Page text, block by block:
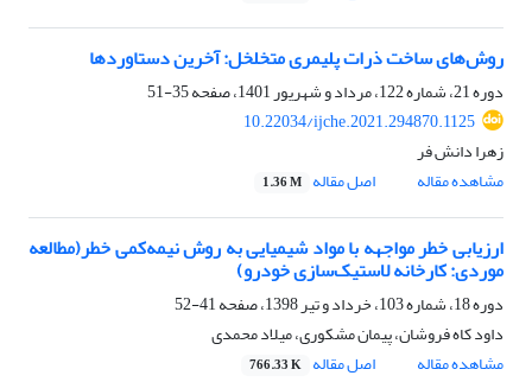
روش‌های ساخت ذرات پلیمری متخلخل: آخرین دستاوردها
دوره 21، شماره 122، مرداد و شهریور 1401، صفحه
35-51
10.22034/ijche.2021.294870.1125
زهرا دانش فر
مشاهده مقاله
اصل مقاله 1.36 M
ارزیابی خطر مواجهه با مواد شیمیایی به روش نیمه‌کمی خطر(مطالعه
موردی: کارخانه لاستیک‌سازی خودرو)
دوره 18، شماره 103، خرداد و تیر 1398، صفحه
41-52
داود کاه فروشان، پیمان مشکوری، میلاد محمدی
مشاهده مقاله
اصل مقاله 766.33 K